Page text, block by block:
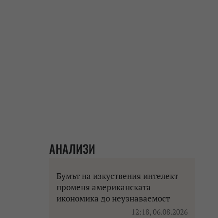
АНАЛИЗИ
Бумът на изкуствения интелект
променя американската
икономика до неузнаваемост
12:18, 06.08.2026